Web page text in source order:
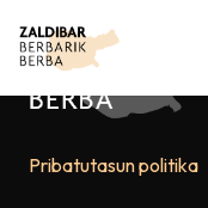
Pribatutasun politika